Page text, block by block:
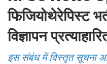
फिजियोथेरेपिस्ट
विज्ञापन
इस संबंध में विस्तृत सूचना